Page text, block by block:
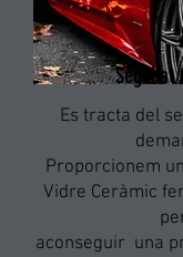
Segellat
Es tracta del
Proporcionem
Vidre Ceràmic
aconseguir una